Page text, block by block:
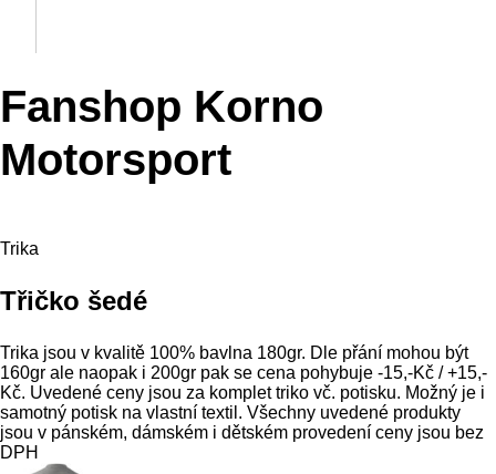
Fanshop Korno
Motorsport
Trika
Třičko šedé
Trika jsou v kvalitě 100% bavlna 180gr. Dle přání mohou být
160gr ale naopak i 200gr pak se cena pohybuje -15,-Kč / +15,-
Kč. Uvedené ceny jsou za komplet triko vč. potisku. Možný je i
samotný potisk na vlastní textil. Všechny uvedené produkty
jsou v pánském, dámském i dětském provedení ceny jsou bez
DPH